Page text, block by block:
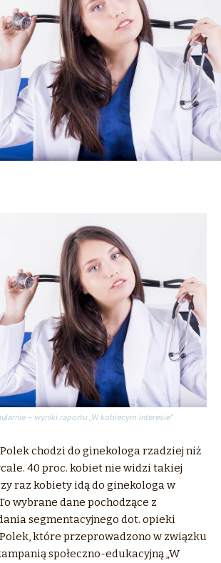
– wyniki raportu „W kobiecym interesie”
chodzi do ginekologa rzadziej niż
40 proc. kobiet nie widzi takiej
raz kobiety idą do ginekologa w
wybrane dane pochodzące z
segmentacyjnego dot. opieki
które przeprowadzono w związku
społeczno-edukacyjną „W